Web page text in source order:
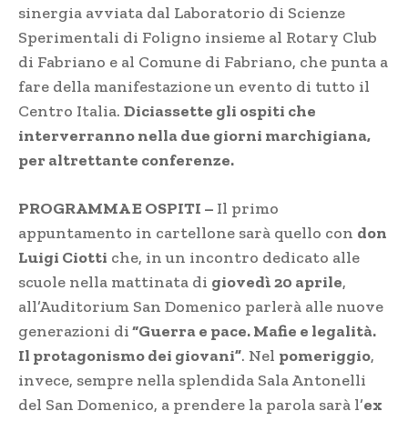
sinergia avviata dal Laboratorio di Scienze
Sperimentali di Foligno insieme al Rotary Club
di Fabriano e al Comune di Fabriano, che punta a
fare della manifestazione un evento di tutto il
Centro Italia. Diciassette gli ospiti che
interverranno nella due giorni marchigiana,
per altrettante conferenze.
PROGRAMMA E OSPITI – Il primo
appuntamento in cartellone sarà quello con don
Luigi Ciotti che, in un incontro dedicato alle
scuole nella mattinata di giovedì 20 aprile,
all’Auditorium San Domenico parlerà alle nuove
generazioni di“Guerra e pace. Mafie e legalità.
Il protagonismo dei giovani”. Nel pomeriggio,
invece, sempre nella splendida Sala Antonelli
del San Domenico, a prendere la parola sarà l’ex